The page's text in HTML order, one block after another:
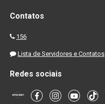
Contatos
156
Lista de Servidores e Contatos
Redes sociais